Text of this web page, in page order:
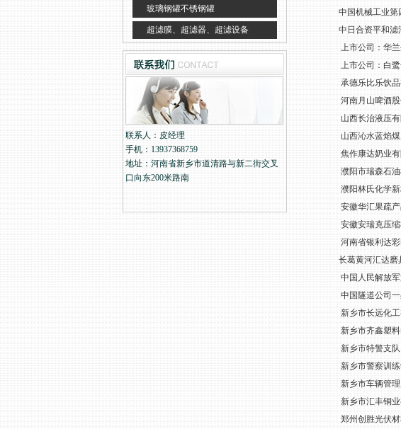
玻璃钢罐不锈钢罐
超滤膜、超滤器、超滤设备
联系人：皮经理
手机：13937368759
地址：河南省新乡市道清路与新二街交叉
口向东200米路南
中国机械工业第
中日合资平和滤
上市公司：华
上市公司：白
承德乐比乐饮
河南月山啤酒
山西长治液压有
山西沁水蓝焰
焦作康达奶业有
濮阳市瑞森石
濮阳林氏化学
安徽华汇果疏
安徽安瑞克压
河南省银利达
长葛黄河汇达磨
中国人民解放
中国隧道公司
新乡市长远化
新乡市齐鑫塑
新乡市特警支队
新乡市警察训
新乡市车辆管
新乡市汇丰铜
郑州创胜光伏